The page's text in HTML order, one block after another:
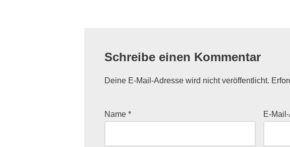
Schreibe einen Kommentar
Deine E-Mail-Adresse wird nicht veröffentlicht.
Name * E-